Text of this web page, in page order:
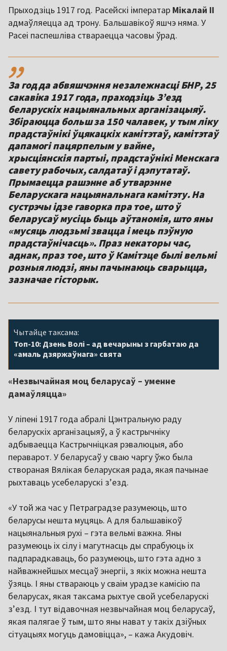
Прыходзіць 1917 год. Расейскі імператар Мікалай ІІ
адмаўляецца ад трону. Бальшавікоў яшчэ няма. У
Расеі паспешліва ствараецца часовы ўрад.
,,
За год да абвяшчэння незалежнасці БНР, 25
сакавіка 1917 года, праходзіць З’езд
беларускіх нацыянальных арганізацыяў.
Збіраюцца больш за 150 чалавек, у тым ліку
прадстаўнікі ўцякацкіх камітэтаў, камітэтаў
дапамогі пацярпелым у вайне,
хрысціянскія партыі, прадстаўнікі Менскага
савету рабочых, салдатаў і дэпутатаў.
Прымаецца рашэнне аб утварэнне
Беларускага нацыянальнага камітэту. На
сустрэчы ідзе гаворка пра тое, што ў
беларусаў мусіць быць аўтаномія, што яны
«мусяць людзьмі звацца і мець пэўную
прадстаўнічасць». Праз некаторы час,
аднак, праз тое, што ў Камітэце былі вельмі
розныя людзі, яны пачынаюць сварыцца,
зазначае гісторык.
Чытайце таксама:
Топ-10: Дзень Волі – ад вечарыны з гарбатаю да
«амаль дзяржаўнага» свята
«Незвычайная моц беларусаў – уменне
дамаўляцца»
У ліпені 1917 года абралі Цэнтральную раду
беларускіх арганізацыяў, а ў кастрычніку
адбываецца Кастрычніцкая рэвалюцыя, або
пераварот. У беларусаў у сваю чаргу ўжо была
створаная Вялікая беларуская рада, якая пачынае
рыхтаваць усебеларускі з’езд.
«У той жа час у Петраградзе разумеюць, што
беларусы нешта муцяць. А для бальшавікоў
нацыянальныя рухі – гэта вельмі важна. Яны
разумеюць іх сілу і магутнасць ды спрабуюць іх
падпарадкаваць, бо разумеюць, што гэта адно з
найважнейшых месцаў энергіі, з якіх можна нешта
ўзяць. І яны ствараюць у сваім урадзе камісію па
беларусах, якая таксама рыхтуе свой усебеларускі
з’езд. І тут відавочная незвычайная моц беларусаў,
якая палягае ў тым, што яны нават у такіх дзіўных
сітуацыях могуць дамовіцца», – кажа Акудовіч.